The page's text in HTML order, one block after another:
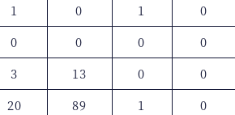
1 0 1 0
0 0 0 0
3 13 0 0
20 89 1 0